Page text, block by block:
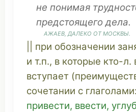
не понимая
предстоящего дела.
АЖАЕВ, ДАЛЕКО ОТ МОСКВЫ.
|| при обозначении
и т.п., в которые кто-л.
вступает (
сочетании с глаголами:
привести, ввести,